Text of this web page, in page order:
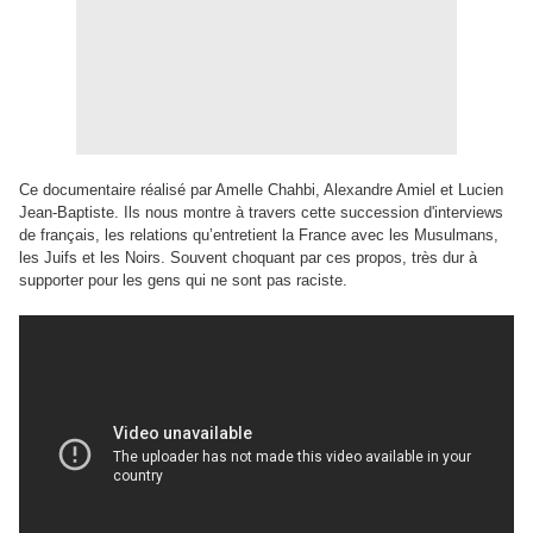
Ce documentaire réalisé par Amelle Chahbi, Alexandre Amiel et Lucien
Jean-Baptiste. Ils nous montre à travers cette succession d'interviews
de français, les relations qu’entretient la France avec les Musulmans,
les Juifs et les Noirs. Souvent choquant par ces propos, très dur à
supporter pour les gens qui ne sont pas raciste.